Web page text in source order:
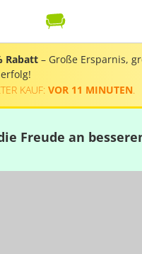
Rabatt – Große Ersparnis,
KAUF: VOR 11 MINUTEN
Freude an